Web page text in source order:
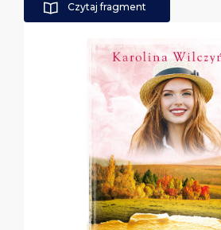
Czytaj fragment